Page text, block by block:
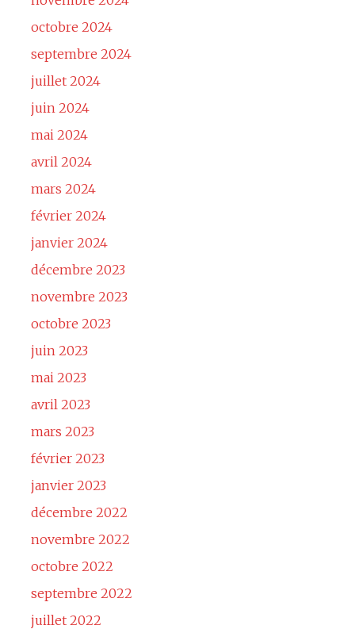
octobre 2024
septembre 2024
juillet 2024
juin 2024
mai 2024
avril 2024
mars 2024
février 2024
janvier 2024
décembre 2023
novembre 2023
octobre 2023
juin 2023
mai 2023
avril 2023
mars 2023
février 2023
janvier 2023
décembre 2022
novembre 2022
octobre 2022
septembre 2022
juillet 2022